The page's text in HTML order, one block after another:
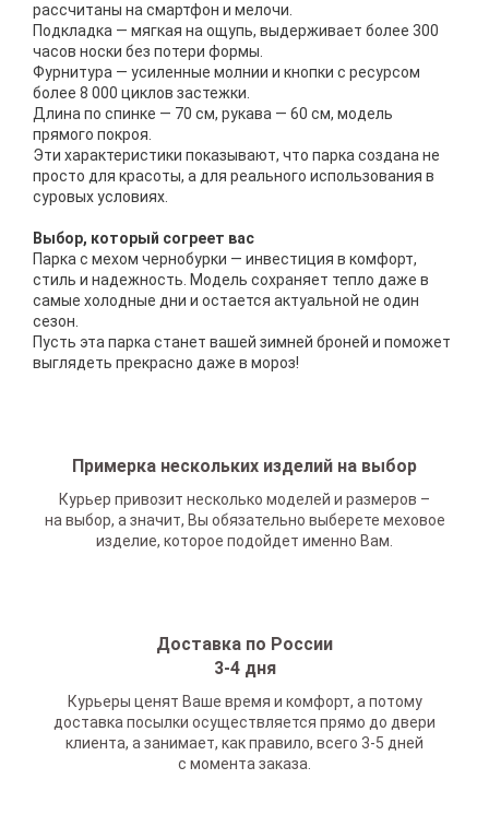
рассчитаны на смартфон и мелочи.
Подкладка — мягкая на ощупь, выдерживает более 300
часов носки без потери формы.
Фурнитура — усиленные молнии и кнопки с ресурсом
более 8 000 циклов застежки.
Длина по спинке — 70 см, рукава — 60 см, модель
прямого покроя.
Эти характеристики показывают, что парка создана не
просто для красоты, а для реального использования в
суровых условиях.
Выбор, который согреет вас
Парка с мехом чернобурки — инвестиция в комфорт,
стиль и надежность. Модель сохраняет тепло даже в
самые холодные дни и остается актуальной не один
сезон.
Пусть эта парка станет вашей зимней броней и поможет
выглядеть прекрасно даже в мороз!
Примерка нескольких изделий на выбор
Курьер привозит несколько моделей и размеров –
на выбор, а значит, Вы обязательно выберете меховое
изделие, которое подойдет именно Вам.
Доставка по России
3-4 дня
Курьеры ценят Ваше время и комфорт, а потому
доставка посылки осуществляется прямо до двери
клиента, а занимает, как правило, всего 3-5 дней
с момента заказа.